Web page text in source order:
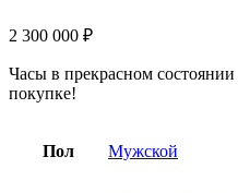
2 300 000 ₽
Часы в прекрасном
покупке!
Пол Мужской